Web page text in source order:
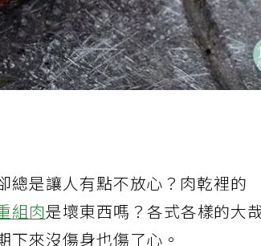
總是讓人有點不放心？肉乾裡的
組肉是壞東西嗎？各式各樣的大